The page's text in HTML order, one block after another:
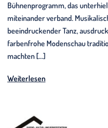
Bühnenprogramm, das
miteinander verband.
beeindruckender Tanz,
farbenfrohe Modenschau
machten […]
Weiterlesen